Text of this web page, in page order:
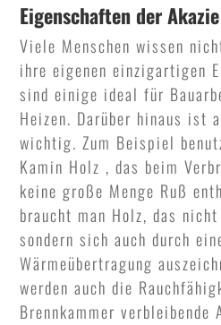
Eigenschaften der Akazie
Viele Menschen wissen
ihre eigenen einzigartigen
sind einige ideal für
Heizen. Darüber hinaus ist
wichtig. Zum Beispiel
Kamin Holz , das beim
keine große Menge Ruß
braucht man Holz, das
sondern sich auch durch
Wärmeübertragung
werden auch die
Brennkammer verbleibende